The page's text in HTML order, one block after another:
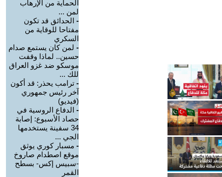
الحماية من الإرهاب
لمن ...
- الحدائق قد تكون
مفتاحا للوقاية من
السكري
- لمن كان يستمع صدام
حسين.. لماذا وقفت
موسكو ضد غزو العراق
للك ...
- ترامب يحذر: قد أكون
آخر رئيس جمهوري
(فيديو)
- الدفاع الروسية في
حصاد الأسبوع: إصابة
34 سفينة يستخدمها
الجي ...
- مسبار كوري يوثق
موقع اصطدام صاروخ
-سبيس إكس- بسطح
القمر